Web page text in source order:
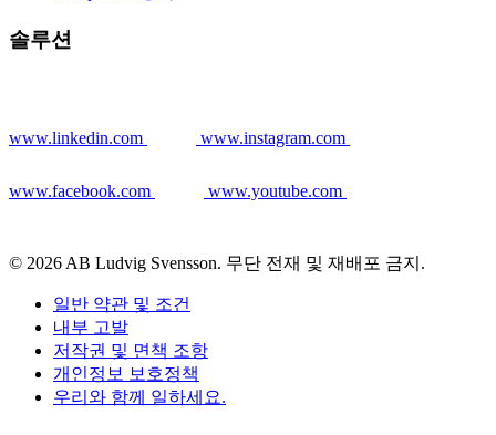
솔루션
www.linkedin.com www.instagram.com
www.facebook.com www.youtube.com
© 2026 AB Ludvig Svensson. 무단 전재 및 재배포 금지.
일반 약관 및 조건
내부 고발
저작권 및 면책 조항
개인정보 보호정책
우리와 함께 일하세요.